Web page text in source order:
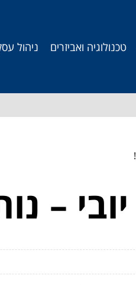
טכנולוגיה ואביזרים ניהול
–